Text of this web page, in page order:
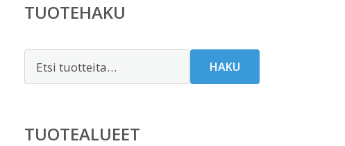
TUOTEHAKU
HAKU
TUOTEALUEET